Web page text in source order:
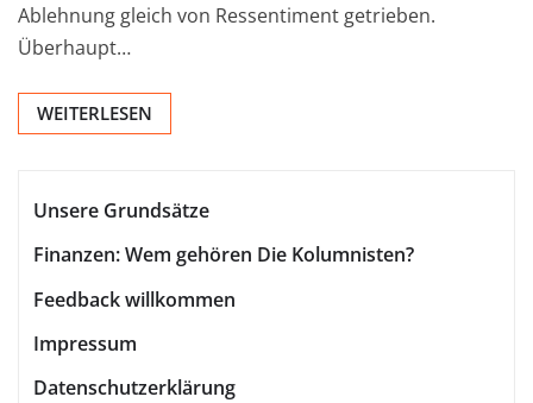
Ablehnung gleich von Ressentiment getrieben.
Überhaupt…
WEITERLESEN
Unsere Grundsätze
Finanzen: Wem gehören Die Kolumnisten?
Feedback willkommen
Impressum
Datenschutzerklärung